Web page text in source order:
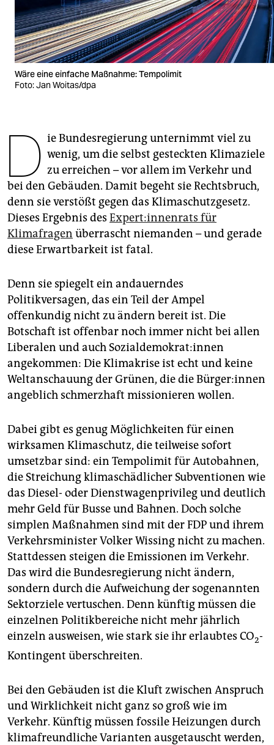
veranstaltungen
shop
fragen & hilfe
unterstützen
epaper login
Wäre eine einfache Maßnahme: Tempolimit
Foto: Jan Woitas/dpa
D ie Bundesregierung unternimmt viel zu
wenig, um die selbst gesteckten Klimaziele
zu erreichen – vor allem im Verkehr und
bei den Gebäuden. Damit begeht sie Rechtsbruch,
denn sie verstößt gegen das Klimaschutzgesetz.
Dieses Ergebnis des Ex­per­t:in­nen­rats für
Klimafragen überrascht niemanden – und gerade
diese Erwartbarkeit ist fatal.
Denn sie spiegelt ein andauerndes
Politikversagen, das ein Teil der Ampel
offenkundig nicht zu ändern bereit ist. Die
Botschaft ist offenbar noch immer nicht bei allen
Liberalen und auch So­zi­al­de­mo­kra­t:in­nen
angekommen: Die Klimakrise ist echt und keine
Weltanschauung der Grünen, die die Bür­ge­r:in­nen
angeblich schmerzhaft missionieren wollen.
Dabei gibt es genug Möglichkeiten für einen
wirksamen Klimaschutz, die teilweise sofort
umsetzbar sind: ein Tempolimit für Autobahnen,
die Streichung klimaschädlicher Subventionen wie
das Diesel- oder Dienstwagenprivileg und deutlich
mehr Geld für Busse und Bahnen. Doch solche
simplen Maßnahmen sind mit der FDP und ihrem
Verkehrsminister Volker Wissing nicht zu machen.
Stattdessen steigen die Emissionen im Verkehr.
Das wird die Bundesregierung nicht ändern,
sondern durch die Aufweichung der sogenannten
Sektorziele vertuschen. Denn künftig müssen die
einzelnen Politikbereiche nicht mehr jährlich
einzeln ausweisen, wie stark sie ihr erlaubtes CO2-
Kontingent überschreiten.
Bei den Gebäuden ist die Kluft zwischen Anspruch
und Wirklichkeit nicht ganz so groß wie im
Verkehr. Künftig müssen fossile Heizungen durch
klimafreundliche Varianten ausgetauscht werden,